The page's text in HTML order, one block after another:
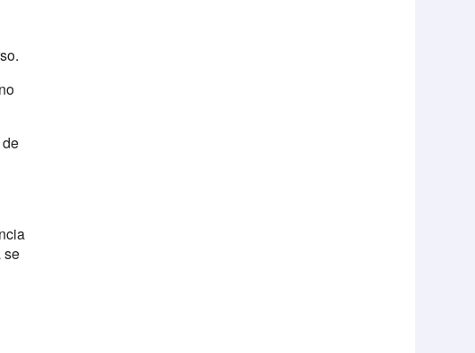
se